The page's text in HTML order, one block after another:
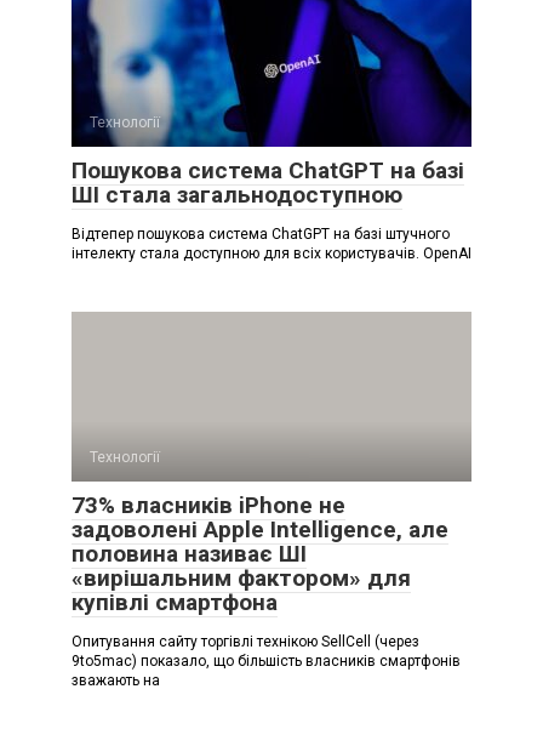
Технології
Пошукова система ChatGPT на базі
ШІ стала загальнодоступною
Відтепер пошукова система ChatGPT на базі штучного
інтелекту стала доступною для всіх користувачів. OpenAI
Технології
73% власників iPhone не
задоволені Apple Intelligence, але
половина називає ШІ
«вирішальним фактором» для
купівлі смартфона
Опитування сайту торгівлі технікою SellCell (через
9to5mac) показало, що більшість власників смартфонів
зважають на